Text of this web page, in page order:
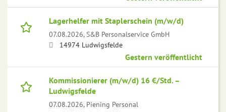
Lagerhelfer mit Staplerschein (m/w/d)
07.08.2026,S&B Personalservice GmbH
14974 Ludwigsfelde
Gestern veröffentlicht
Kommissionierer (m/w/d) 16 €/Std. –
Ludwigsfelde
07.08.2026, Piening Personal